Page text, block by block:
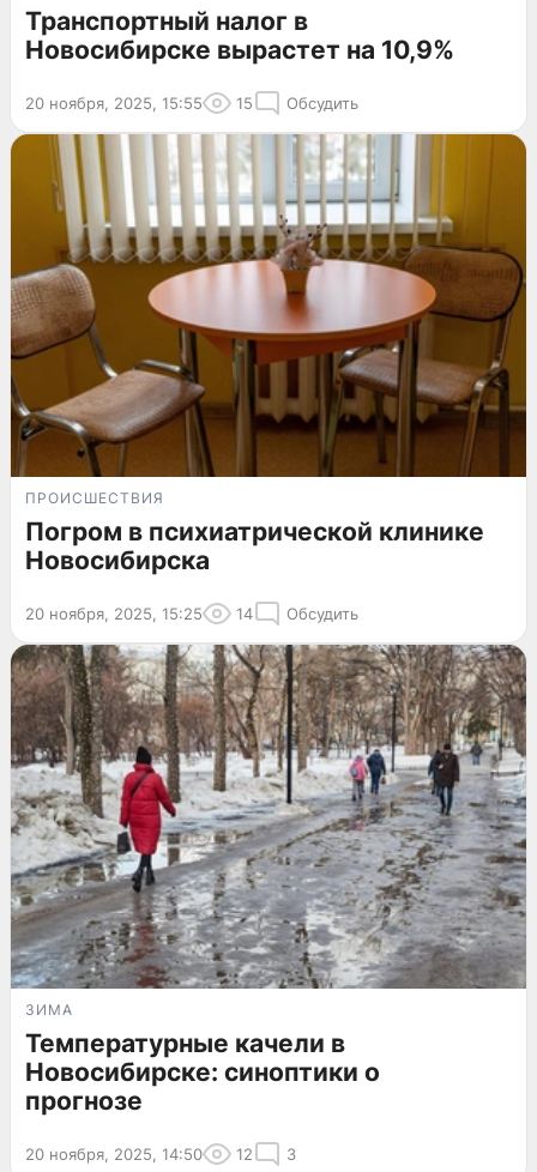
Транспортный налог в
Новосибирске вырастет на 10,9%
20 ноября, 2025, 15:55 15 Обсудить
ПРОИСШЕСТВИЯ
Погром в психиатрической клинике
Новосибирска
20 ноября, 2025, 15:25 14 Обсудить
ЗИМА
Температурные качели в
Новосибирске: синоптики о
прогнозе
20 ноября, 2025, 14:50 12 3